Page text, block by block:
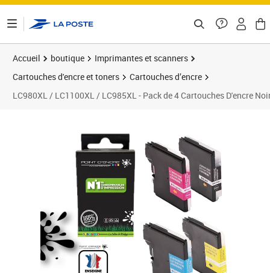
Accueil boutique
Imprimantes et scanners
Cartouches d'encre et toners
Cartouches d’encre
LC980XL / LC1100XL / LC985XL - Pack de 4 Cartouches D'encre